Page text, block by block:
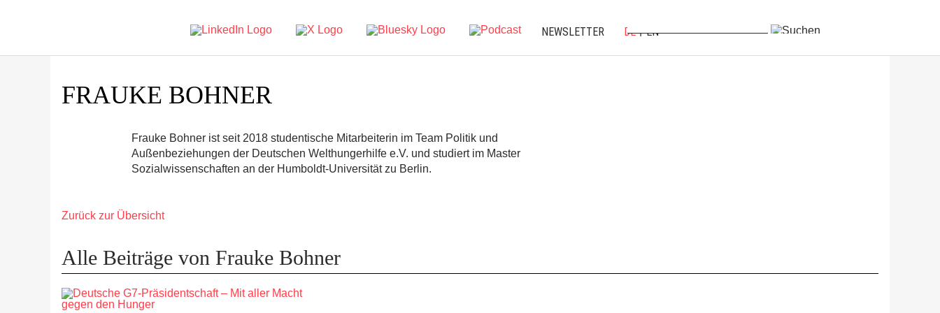
NEWSLETTER DE EN
FRAUKE BOHNER
Frauke Bohner ist seit 2018 studentische Mitarbeiterin im Team Politik und
Außenbeziehungen der Deutschen Welthungerhilfe e.V. und studiert im Master
Sozialwissenschaften an der Humboldt-Universität zu Berlin.
Zurück zur Übersicht
Alle Beiträge von Frauke Bohner